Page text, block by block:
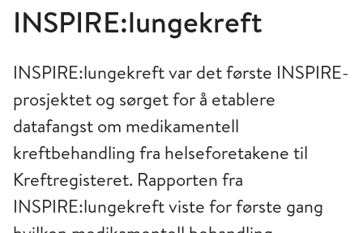
INSPIRE:lungekreft
INSPIRE:lungekreft var det første INSPIRE-
prosjektet og sørget for å etablere
datafangst om medikamentell
kreftbehandling fra helseforetakene til
Kreftregisteret. Rapporten fra
INSPIRE:lungekreft viste for første gang